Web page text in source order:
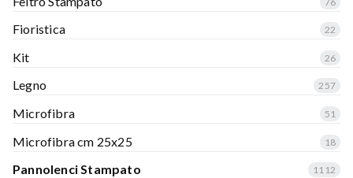
Fioristica 22
Kit 26
Legno 257
Microfibra 51
Microfibra cm 25x25 18
Pannolenci Stampato 1112